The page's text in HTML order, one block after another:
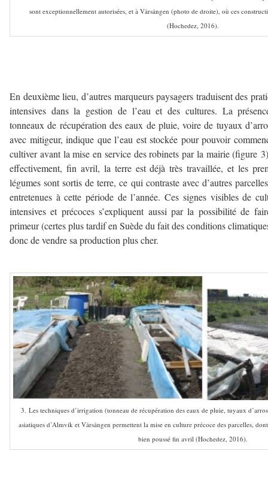
sont exceptionnellement autorisées, et à Vårsången (photo de droite), où ces
(Hochedez, 2016).
En deuxième lieu, d’autres marqueurs paysagers traduisent des
intensives dans la gestion de l’eau et des cultures. La
tonneaux de récupération des eaux de pluie, voire de tuyaux
avec mitigeur, indique que l’eau est stockée pour pouvoir
cultiver avant la mise en service des robinets par la mairie (figure
effectivement, fin avril, la terre est déjà très travaillée, et les
légumes sont sortis de terre, ce qui contraste avec d’autres
entretenues à cette période de l’année. Ces signes visibles de
intensives et précoces s’expliquent aussi par la possibilité de
primeur (certes plus tardif en Suède du fait des conditions
donc de vendre sa production plus cher.
3. Les techniques d’irrigation (tonneau de récupération des eaux de pluie, tuyaux
asiatiques d’Almvik et Vårsången permettent la mise en culture précoce des parcelles,
bien poussé fin avril (Hochedez, 2016).